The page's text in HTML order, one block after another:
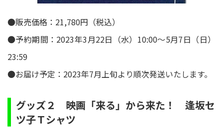
●販売価格：21,780円（税込）
●予約期間：2023年3月22日（水）10:00～5月7日（日）
23:59
●お届け予定：2023年7月上旬より順次発送いたします。
グッズ２ 映画「来る」から来た！ 逢坂セ
ツ子Ｔシャツ